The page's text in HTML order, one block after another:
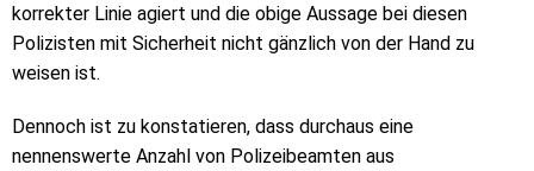
korrekter Linie agiert und die obige Aussage bei diesen
Polizisten mit Sicherheit nicht gänzlich von der Hand zu
weisen ist.
Dennoch ist zu konstatieren, dass durchaus eine
nennenswerte Anzahl von Polizeibeamten aus